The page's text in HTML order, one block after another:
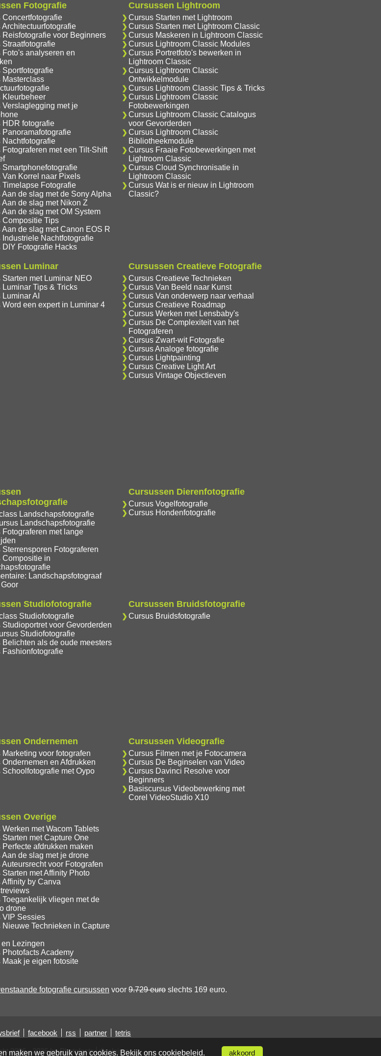
Fotografie
Concertfotografie
Architectuurfotografie
Reisfotografie voor Beginners
Straatfotografie
Foto's analyseren en
Sportfotografie
Masterclass
Kleurbeheer
Verslaglegging met je
HDR fotografie
Panoramafotografie
Nachtfotografie
Fotograferen met een Tilt-Shift
Smartphonefotografie
Van Korrel naar Pixels
Timelapse Fotografie
Aan de slag met de Sony Alpha
Aan de slag met Nikon Z
Aan de slag met OM System
Compositie Tips
Aan de slag met Canon EOS R
Industriele Nachtfotografie
DIY Fotografie Hacks
Cursussen Lightroom
Cursus Starten met Lightroom
Cursus Starten met Lightroom Classic
Cursus Maskeren in Lightroom Classic
Cursus Lightroom Classic Modules
Cursus Portretfoto's bewerken in
Lightroom Classic
Cursus Lightroom Classic
Ontwikkelmodule
Cursus Lightroom Classic Tips & Tricks
Cursus Lightroom Classic
Fotobewerkingen
Cursus Lightroom Classic Catalogus
voor Gevorderden
Cursus Lightroom Classic
Bibliotheekmodule
Cursus Fraaie Fotobewerkingen met
Lightroom Classic
Cursus Cloud Synchronisatie in
Lightroom Classic
Cursus Wat is er nieuw in Lightroom
Classic?
Luminar
Starten met Luminar NEO
Luminar Tips & Tricks
AI
Word een expert in Luminar 4
Cursussen Creatieve Fotografie
Cursus Creatieve Technieken
Cursus Van Beeld naar Kunst
Cursus Van onderwerp naar verhaal
Cursus Creatieve Roadmap
Cursus Werken met Lensbaby's
Cursus De Complexiteit van het
Fotograferen
Cursus Zwart-wit Fotografie
Cursus Analoge fotografie
Cursus Lightpainting
Cursus Creative Light Art
Cursus Vintage Objectieven
Landschapsfotografie
Landschapsfotografie
Fotograferen met lange
Sterrensporen Fotograferen
Compositie in
Landschapsfotograaf
Cursussen Dierenfotografie
Cursus Vogelfotografie
Cursus Hondenfotografie
Studiofotografie
Studiofotografie
Studioportret voor Gevorderden
Studiofotografie
Belichten als de oude meesters
Fashionfotografie
Cursussen Bruidsfotografie
Cursus Bruidsfotografie
Ondernemen
Marketing voor fotografen
Ondernemen en Afdrukken
Schoolfotografie met Oypo
Cursussen Videografie
Cursus Filmen met je Fotocamera
Cursus De Beginselen van Video
Cursus Davinci Resolve voor
Beginners
Basiscursus Videobewerking met
Corel VideoStudio X10
Overige
Werken met Wacom Tablets
Starten met Capture One
Perfecte afdrukken maken
Aan de slag met je drone
Auteursrecht voor Fotografen
Starten met Affinity Photo
Affinity by Canva
Toegankelijk vliegen met de
drone
VIP Sessies
Nieuwe Technieken in Capture
en Lezingen
Photofacts Academy
Maak je eigen fotosite
fotografie cursussen voor 9.729 euro slechts 169 euro.
facebook rss partner tetris
2006 - 2026 by Photofacts disclaimer
maken we gebruik van cookies. Bekijk ons cookiebeleid. akkoord